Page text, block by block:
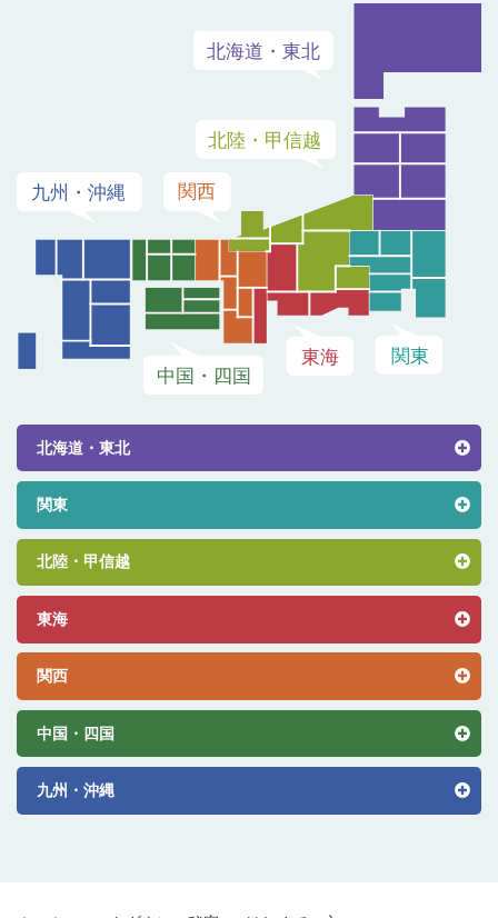
北海道・東北
関東
北陸・甲信越
東海
関西
中国・四国
九州・沖縄